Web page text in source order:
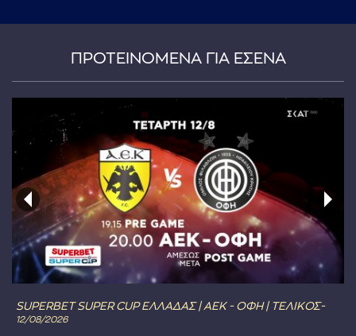
ΠΡΟΤΕΙΝΟΜΕΝΑ ΓΙΑ ΕΣΕΝΑ
SUPERBET SUPER CUP ΕΛΛΑΔΑΣ | ΑΕΚ - ΟΦΗ | ΤΕΛΙΚΟΣ-
12/08/2026